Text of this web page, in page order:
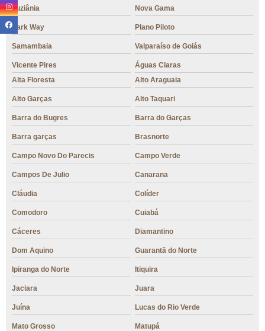
Luziânia Nova Gama
Park Way Plano Piloto
Samambaia Valparaíso de Goiás
Vicente Pires
Águas Claras
Alta Floresta
Alto Araguaia
Alto Garças Alto Taquari
Barra do Bugres Barra do Garças
Barra garças Brasnorte
Campo Novo Do Parecis Campo Verde
Campos De Julio Canarana
Cláudia Colíder
Comodoro Cuiabá
Cáceres Diamantino
Dom Aquino Guarantã do Norte
Ipiranga do Norte Itiquira
Jaciara Juara
Juína Lucas do Rio Verde
Mato Grosso Matupá